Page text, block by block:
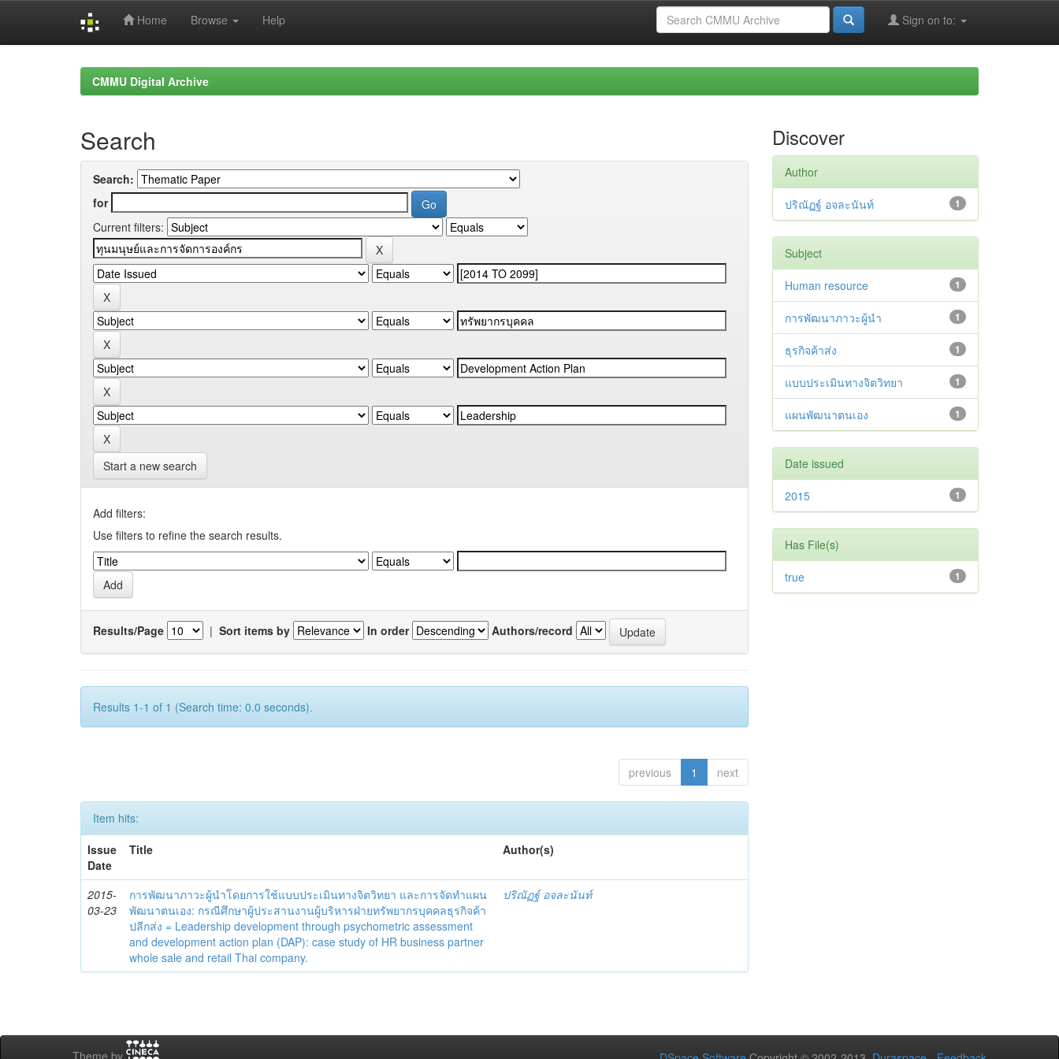
Home Browse Help Sign on to:
CMMU Digital Archive
Search
Search:
for
Current filters:
Start a new search
Add filters:
Use filters to refine the search results.
Results/Page | Sort items by In order Authors/record
Results 1-1 of 1 (Search time: 0.0 seconds).
previous 1 next
Item hits:
Issue
Date
Title Author(s)
2015-
03-23
การพัฒนาภาวะผู้นำโดยการใช้แบบประเมินทางจิตวิทยา และการจัดทำแผน
พัฒนาตนเอง: กรณีศึกษาผู้ประสานงานผู้บริหารฝ่ายทรัพยากรบุคคลธุรกิจค้า
ปลีกส่ง = Leadership development through psychometric assessment
and development action plan (DAP): case study of HR business partner
whole sale and retail Thai company.
ปริณัฏฐ์ อจละนันท์
Discover
Author
1
ปริณัฏฐ์ อจละนันท์
Subject
1
Human resource
1
การพัฒนาภาวะผู้นำ
1
ธุรกิจค้าส่ง
1
แบบประเมินทางจิตวิทยา
1
แผนพัฒนาตนเอง
Date issued
1
2015
Has File(s)
1
true